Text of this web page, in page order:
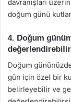
davranışları
doğum günü
4. Doğum
Doğum
gün için özel bir
belirleyebilir ve